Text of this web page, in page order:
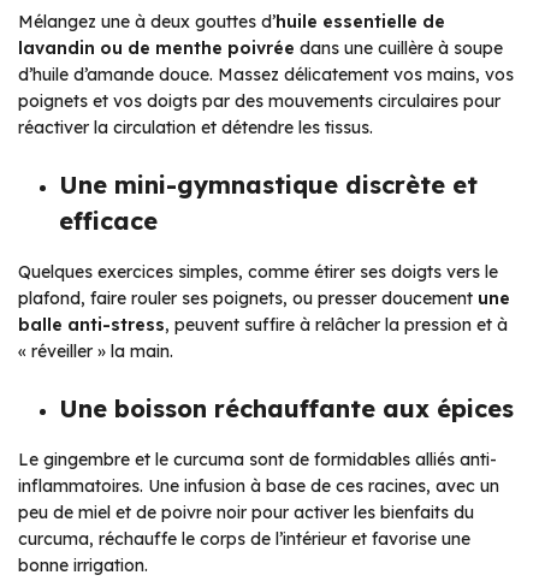
Mélangez une à deux gouttes d’huile essentielle de
lavandin ou de menthe poivrée dans une cuillère à soupe
d’huile d’amande douce. Massez délicatement vos mains, vos
poignets et vos doigts par des mouvements circulaires pour
réactiver la circulation et détendre les tissus.
Une mini-gymnastique discrète et
efficace
Quelques exercices simples, comme étirer ses doigts vers le
plafond, faire rouler ses poignets, ou presser doucement une
balle anti-stress, peuvent suffire à relâcher la pression et à
« réveiller » la main.
Une boisson réchauffante aux épices
Le gingembre et le curcuma sont de formidables alliés anti-
inflammatoires. Une infusion à base de ces racines, avec un
peu de miel et de poivre noir pour activer les bienfaits du
curcuma, réchauffe le corps de l’intérieur et favorise une
bonne irrigation.